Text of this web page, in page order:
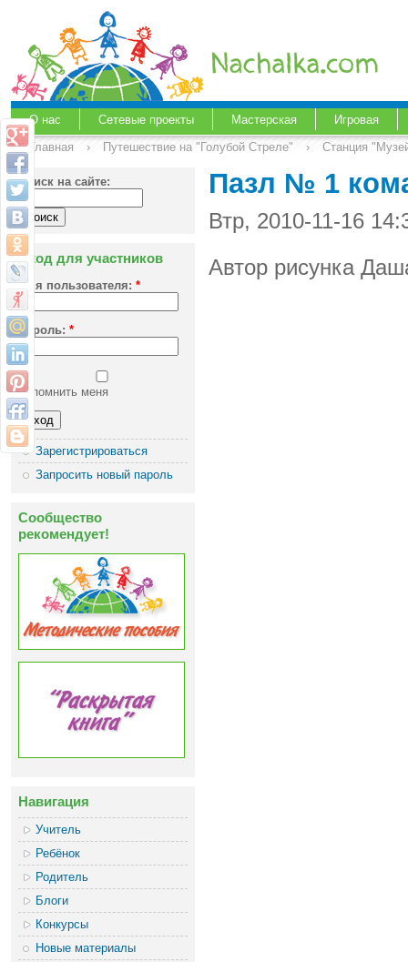
О нас Сетевые проекты Мастерская
Игровая
Главная
› Путешествие на "Голубой Стреле" › Станция
Поиск на сайте:
Вход для участников
Имя пользователя: *
Пароль: *
Запомнить меня
Зарегистрироваться
Запросить новый пароль
Сообщество
рекомендует!
Навигация
Учитель
Ребёнок
Родитель
Блоги
Конкурсы
Новые материалы
Пазл № 1
Втр, 2010-11-16
Автор рисунка